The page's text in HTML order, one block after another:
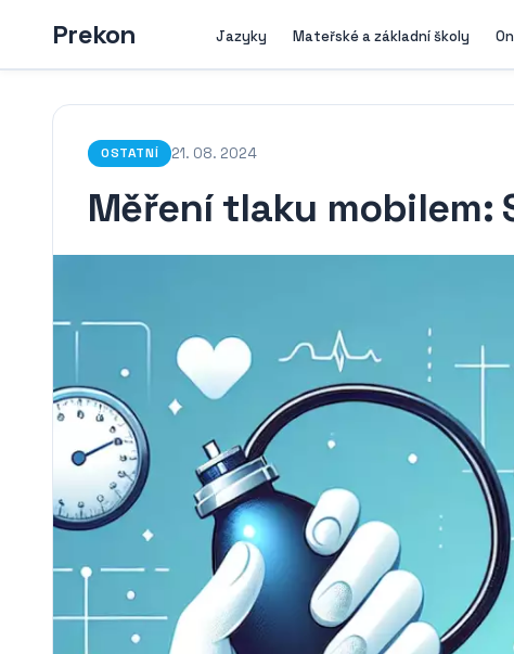
Prekon Jazyky Mateřské a základní školy
OSTATNÍ 21. 08. 2024
Měření tlaku mobilem: